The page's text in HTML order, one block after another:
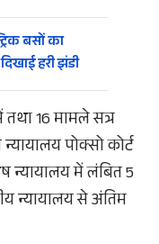
बसों का
हरी झंडी
16 मामले सत्र
पोक्सो कोर्ट
न्यायालय में लंबित 5
न्यायालय से अंतिम